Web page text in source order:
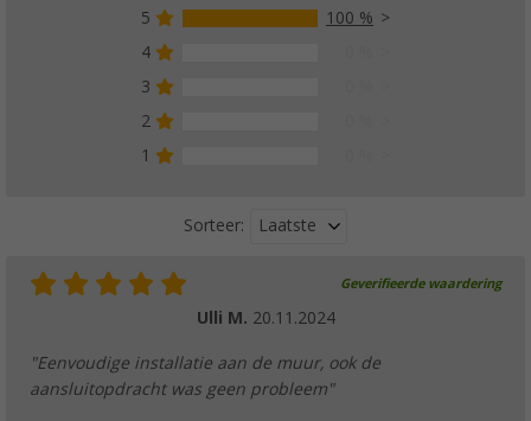
5
100 %
4
3
2
1
Sorteer: Laatste
Geverifieerde waardering
Ulli M. 20.11.2024
"Eenvoudige installatie aan de muur, ook de
aansluitopdracht was geen probleem"